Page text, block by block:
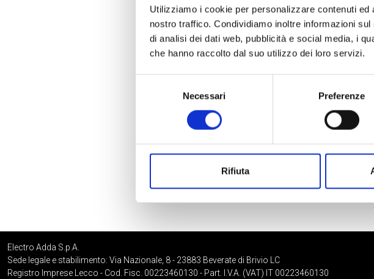
Utilizziamo i cookie per personalizzare contenuti
nostro traffico. Condividiamo inoltre informazioni
di analisi dei dati web, pubblicità e social media, i
che hanno raccolto dal suo utilizzo dei loro servizi.
Necessari Preferenze
Rifiuta
Electro Adda S.p.A.
Sede legale e stabilimento: Via Nazionale, 8 - 23883 Beverate di Brivio LC
Registro Imprese Lecco - Cod. Fisc. 00223460130 - Part. I.V.A. (VAT) IT 00223460130